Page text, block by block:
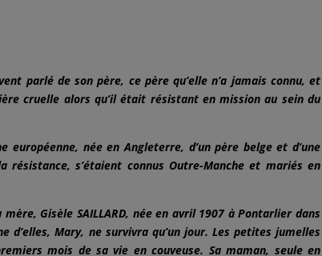
parlé de son père, ce père qu’elle n’a jamais connu, et
cruelle alors qu’il était résistant en mission au sein du
née en Angleterre, d’un père belge et d’une
s’étaient connus Outre-Manche et mariés en
Gisèle SAILLARD, née en avril 1907 à Pontarlier dans
d’elles, Mary, ne survivra qu’un jour. Les petites jumelles
mois de sa vie en couveuse. Sa maman, seule en